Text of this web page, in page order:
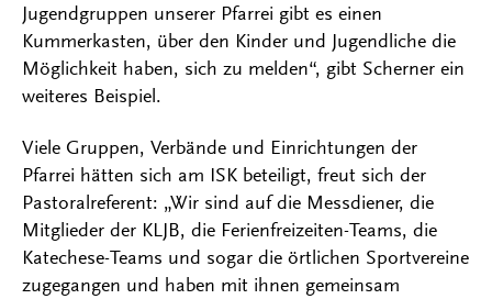
Jugendgruppen unserer Pfarrei gibt es einen
Kummerkasten, über den Kinder und Jugendliche die
Möglichkeit haben, sich zu melden“, gibt Scherner ein
weiteres Beispiel.
Viele Gruppen, Verbände und Einrichtungen der
Pfarrei hätten sich am ISK beteiligt, freut sich der
Pastoralreferent: „Wir sind auf die Messdiener, die
Mitglieder der KLJB, die Ferienfreizeiten-Teams, die
Katechese-Teams und sogar die örtlichen Sportvereine
zugegangen und haben mit ihnen gemeinsam